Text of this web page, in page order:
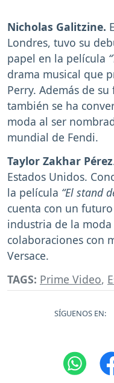
Nicholas Galitzine.
Londres, tuvo su
papel en la película
drama musical que
Perry. Además de
también se ha
moda al ser
mundial de Fendi.
Taylor Zakhar Pérez
Estados Unidos.
la película “El stand
cuenta con un
industria de la
colaboraciones con
Versace.
TAGS: Prime Video,
SÍGUENOS EN: